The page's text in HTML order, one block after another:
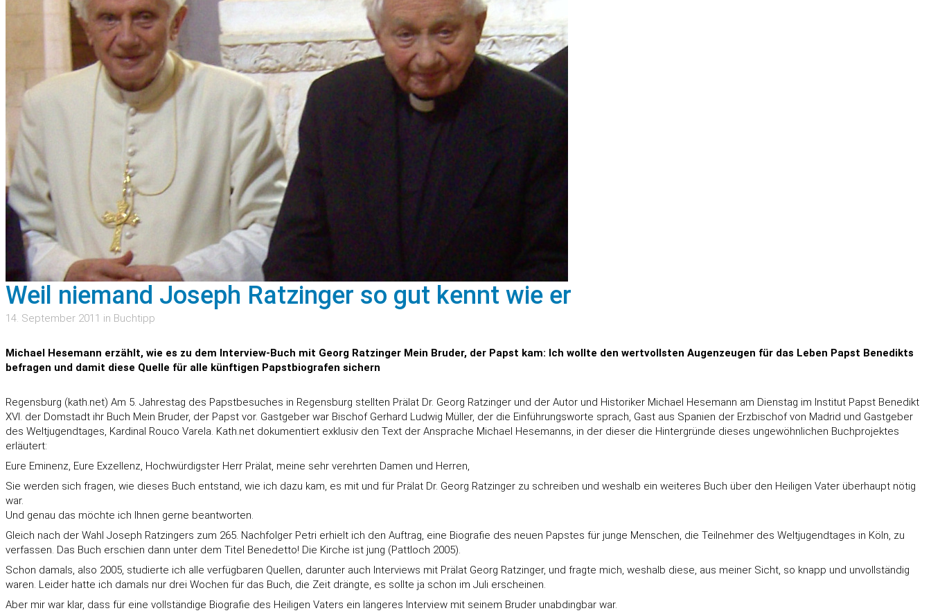
Weil niemand Joseph Ratzinger so gut kennt wie er
14. September 2011 in Buchtipp
Michael Hesemann erzählt, wie es zu dem Interview-Buch mit Georg Ratzinger Mein Bruder, der Papst kam: Ich wollte den wertvollsten Augenzeugen für das Leben Papst Benedikts
befragen und damit diese Quelle für alle künftigen Papstbiografen sichern
Regensburg (kath.net) Am 5. Jahrestag des Papstbesuches in Regensburg stellten Prälat Dr. Georg Ratzinger und der Autor und Historiker Michael Hesemann am Dienstag im Institut Papst Benedikt
XVI. der Domstadt ihr Buch Mein Bruder, der Papst vor. Gastgeber war Bischof Gerhard Ludwig Müller, der die Einführungsworte sprach, Gast aus Spanien der Erzbischof von Madrid und Gastgeber
des Weltjugendtages, Kardinal Rouco Varela. Kath.net dokumentiert exklusiv den Text der Ansprache Michael Hesemanns, in der dieser die Hintergründe dieses ungewöhnlichen Buchprojektes
erläutert:
Eure Eminenz, Eure Exzellenz, Hochwürdigster Herr Prälat, meine sehr verehrten Damen und Herren,
Sie werden sich fragen, wie dieses Buch entstand, wie ich dazu kam, es mit und für Prälat Dr. Georg Ratzinger zu schreiben und weshalb ein weiteres Buch über den Heiligen Vater überhaupt nötig
war.
Und genau das möchte ich Ihnen gerne beantworten.
Gleich nach der Wahl Joseph Ratzingers zum 265. Nachfolger Petri erhielt ich den Auftrag, eine Biografie des neuen Papstes für junge Menschen, die Teilnehmer des Weltjugendtages in Köln, zu
verfassen. Das Buch erschien dann unter dem Titel Benedetto! Die Kirche ist jung (Pattloch 2005).
Schon damals, also 2005, studierte ich alle verfügbaren Quellen, darunter auch Interviews mit Prälat Georg Ratzinger, und fragte mich, weshalb diese, aus meiner Sicht, so knapp und unvollständig
waren. Leider hatte ich damals nur drei Wochen für das Buch, die Zeit drängte, es sollte ja schon im Juli erscheinen.
Aber mir war klar, dass für eine vollständige Biografie des Heiligen Vaters ein längeres Interview mit seinem Bruder unabdingbar war.